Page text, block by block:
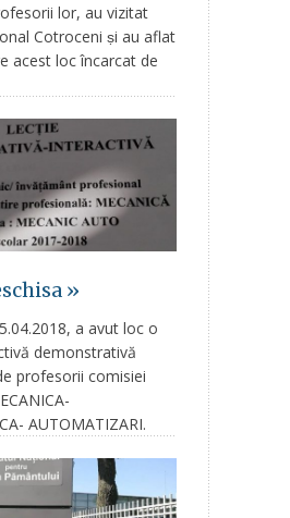
lor, au vizitat
Cotroceni ṣi au aflat
acest loc încarcat de
»
a avut loc o
demonstrativă
profesorii comisiei
AUTOMATIZARI.